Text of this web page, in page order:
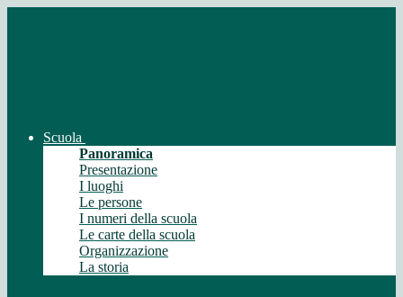
Scuola
Panoramica
Presentazione
I luoghi
Le persone
I numeri della scuola
Le carte della scuola
Organizzazione
La storia